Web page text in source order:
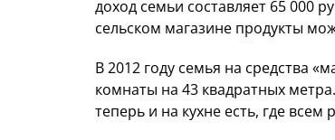
доход семьи составляет 65 000
сельском магазине продукты
В 2012 году семья на средства
комнаты на 43 квадратных
теперь и на кухне есть, где всем